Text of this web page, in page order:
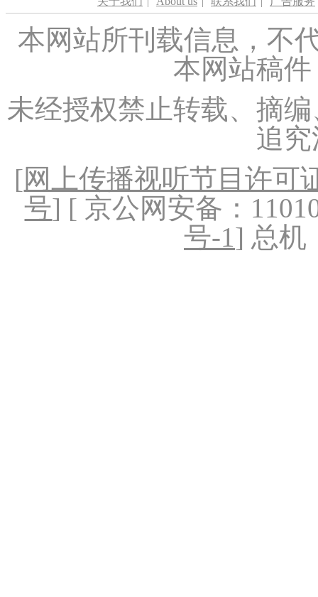
本网站所刊载信息，不
本网站稿
未经授权禁止转载、摘
追
[网上传播视听节目许可
号] [ 京公网安备：
号-1] 总机